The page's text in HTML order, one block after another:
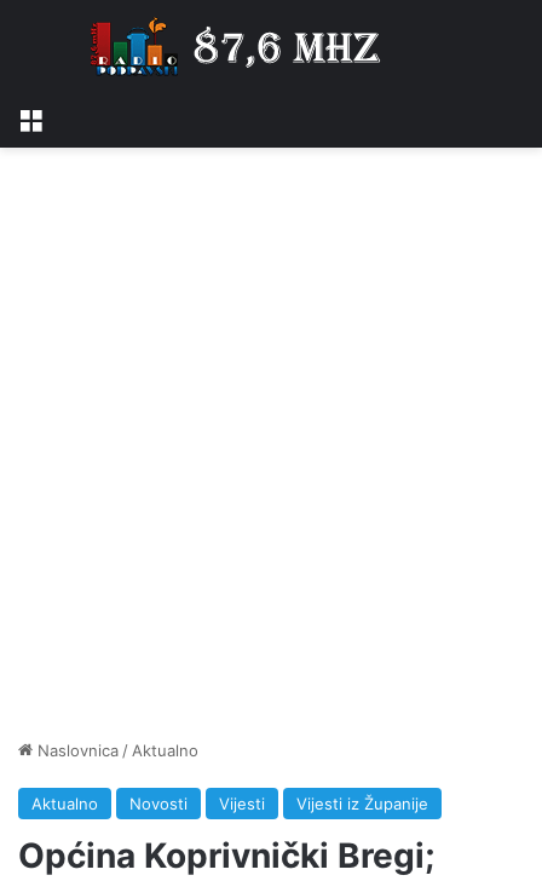
Naslovnica / Aktualno
Aktualno Novosti Vijesti Vijesti iz Županije
Općina Koprivnički Bregi;